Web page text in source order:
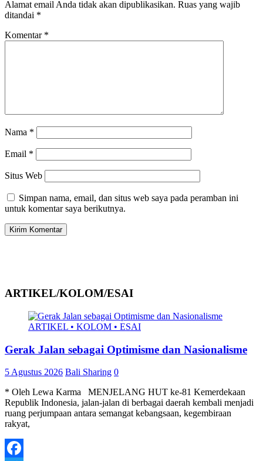
Alamat email Anda tidak akan dipublikasikan. Ruas yang wajib
ditandai *
Komentar *
Nama *
Email *
Situs Web
Simpan nama, email, dan situs web saya pada peramban ini
untuk komentar saya berikutnya.
ARTIKEL/KOLOM/ESAI
ARTIKEL • KOLOM • ESAI
Gerak Jalan sebagai Optimisme dan Nasionalisme
5 Agustus 2026 Bali Sharing 0
* Oleh Lewa Karma MENJELANG HUT ke-81 Kemerdekaan
Republik Indonesia, jalan-jalan di berbagai daerah kembali menjadi
ruang perjumpaan antara semangat kebangsaan, kegembiraan
rakyat,